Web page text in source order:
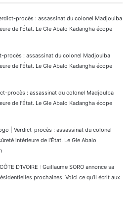
procès : assassinat du colonel Madjoulba
de l’État. Le Gle Abalo Kadangha écope
procès : assassinat du colonel Madjoulba
de l’État. Le Gle Abalo Kadangha écope
procès : assassinat du colonel Madjoulba
de l’État. Le Gle Abalo Kadangha écope
| Verdict-procès : assassinat du colonel
intérieure de l’État. Le Gle Abalo
CÔTE D’IVOIRE : Guillaume SORO annonce sa
prochaines. Voici ce qu’il écrit aux